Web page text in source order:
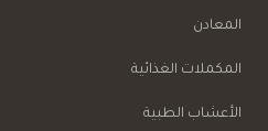
المعادن
المكملات الغذائية
الأعشاب الطبية